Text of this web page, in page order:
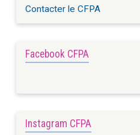
Contacter le CFPA
Facebook CFPA
Instagram CFPA